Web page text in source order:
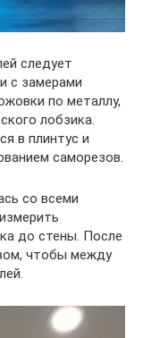
следует
с замерами
по металлу,
лобзика.
в плинтус и
саморезов.
со всеми
до стены. После
чтобы между